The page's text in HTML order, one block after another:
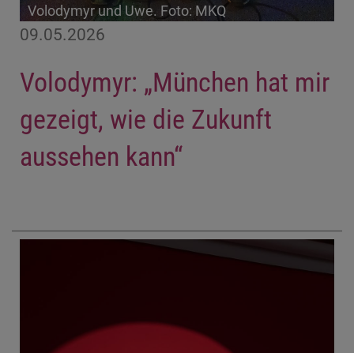
09.05.2026
Volodymyr: „München hat mir
gezeigt, wie die Zukunft
aussehen kann“
Volodymyr und Uwe. Foto: MKQ